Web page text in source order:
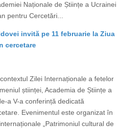
Naționale de Științe a Ucrainei
pentru Cercetări...
invită pe 11 februarie la Ziua
cercetare
Zilei Internaționale a fetelor
științei, Academia de Științe a
a V-a conferință dedicată
Evenimentul este organizat în
„Patrimoniul cultural de